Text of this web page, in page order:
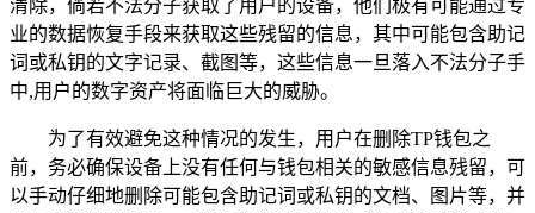
清除，倘若不法分子获取了用户的设备，他们极有可能通过专
业的数据恢复手段来获取这些残留的信息，其中可能包含助记
词或私钥的文字记录、截图等，这些信息一旦落入不法分子手
中,用户的数字资产将面临巨大的威胁。
为了有效避免这种情况的发生，用户在删除TP钱包之
前，务必确保设备上没有任何与钱包相关的敏感信息残留，可
以手动仔细地删除可能包含助记词或私钥的文档、图片等，并